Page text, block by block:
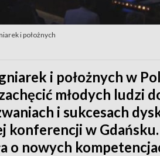
i położnych
i położnych w
młodych ludzi
i sukcesach
konferencji w
o nowych